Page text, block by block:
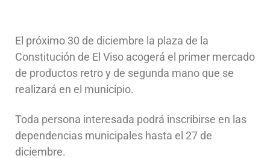
El próximo 30 de diciembre la plaza de la
Constitución de El Viso acogerá el primer mercado
de productos retro y de segunda mano que se
realizará en el municipio.
Toda persona interesada podrá inscribirse en las
dependencias municipales hasta el 27 de
diciembre.